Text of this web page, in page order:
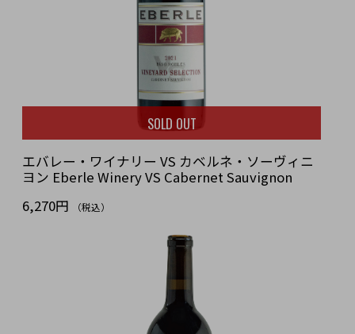
SOLD OUT
エバレー・ワイナリー VS カベルネ・ソーヴィニ
ヨン Eberle Winery VS Cabernet Sauvignon
6,270円
（税込）